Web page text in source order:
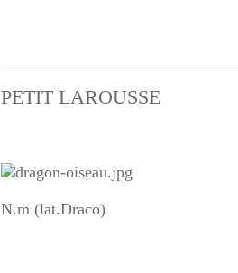
PETIT LAROUSSE
N.m (lat.Draco)